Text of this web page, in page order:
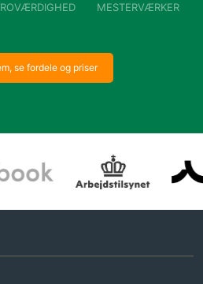
MESTERVÆRKER
se fordele og priser